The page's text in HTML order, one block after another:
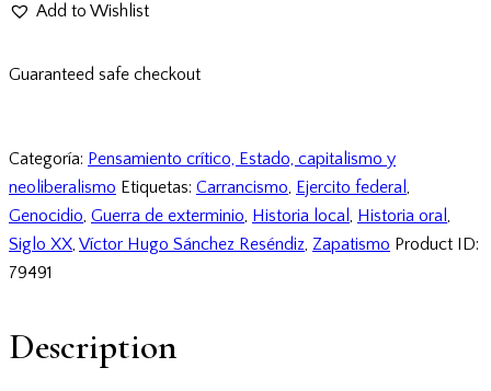
Add to Wishlist
Guaranteed safe checkout
Categoría: Pensamiento crítico, Estado, capitalismo y
neoliberalismo Etiquetas: Carrancismo, Ejercito federal ,
Genocidio, Guerra de exterminio, Historia local , Historia oral ,
Siglo XX, Víctor Hugo Sánchez Reséndiz, Zapatismo Product ID:
79491
Description